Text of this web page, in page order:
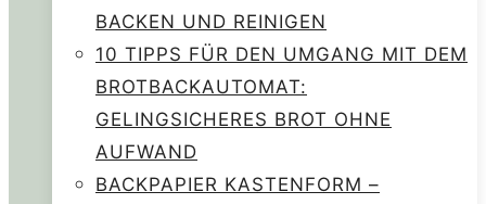
BACKEN UND REINIGEN
10 TIPPS FÜR DEN UMGANG MIT DEM
BROTBACKAUTOMAT:
GELINGSICHERES BROT OHNE
AUFWAND
BACKPAPIER KASTENFORM –